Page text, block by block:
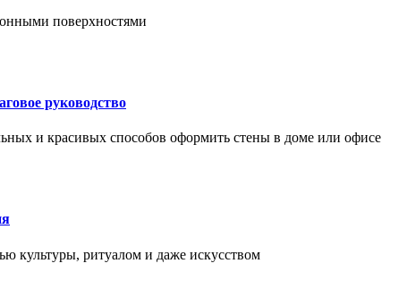
поверхностями
руководство
и красивых способов оформить стены в доме или офисе
культуры, ритуалом и даже искусством